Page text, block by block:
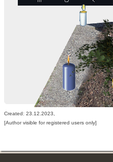
Created: 23.12.2023,
[Author visible for registered users only]